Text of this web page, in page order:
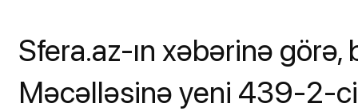
Sfera.az-ın xəbərinə
Məcəlləsinə yeni 439-2-